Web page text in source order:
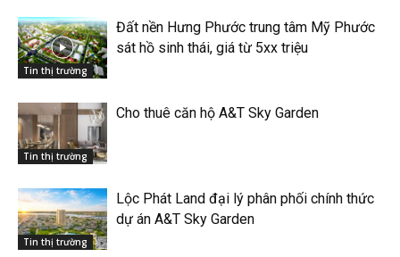
Tin thị trường
Đất nền Hưng Phước trung tâm Mỹ Phước
sát hồ sinh thái, giá từ 5xx triệu
Tin thị trường
Cho thuê căn hộ A&T Sky Garden
Tin thị trường
Lộc Phát Land đại lý phân phối chính thức
dự án A&T Sky Garden